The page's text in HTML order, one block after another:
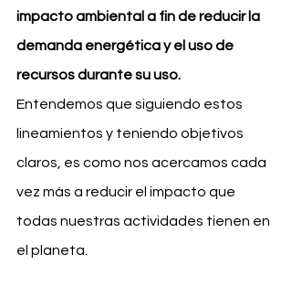
impacto ambiental a fin de reducir la
demanda energética y el uso de
recursos durante su uso.
Entendemos que siguiendo estos
lineamientos y teniendo objetivos
claros, es como nos acercamos cada
vez más a reducir el impacto que
todas nuestras actividades tienen en
el planeta.